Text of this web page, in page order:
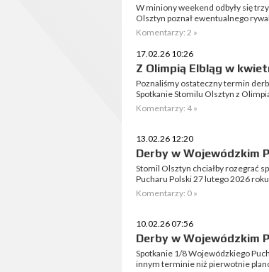
W miniony weekend odbyły się
Olsztyn poznał ewentualnego
Komentarzy: 2 »
17.02.26 10:26
Z Olimpią Elbląg w
Poznaliśmy ostateczny termin
Spotkanie Stomilu Olsztyn z
Komentarzy: 4 »
13.02.26 12:20
Derby w Wojewódzkim
Stomil Olsztyn chciałby rozegrać
Pucharu Polski 27 lutego 2026
Komentarzy: 0 »
10.02.26 07:56
Derby w Wojewódzkim
Spotkanie 1/8 Wojewódzkiego
innym terminie niż pierwotnie